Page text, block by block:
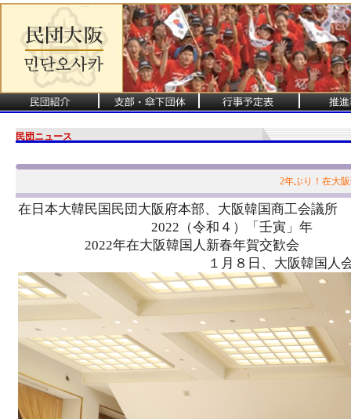
民団ニュース
2年ぶり！在大
在日本大韓民国民団大阪府本部、大阪韓国商工会議所
2022（令和４）「壬寅」年
2022年在大阪韓国人新春年賀交歓会
１月８日、大阪韓国人会館５